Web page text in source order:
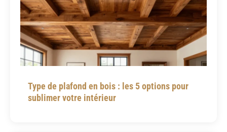
Type de plafond en bois : les 5 options pour
sublimer votre intérieur